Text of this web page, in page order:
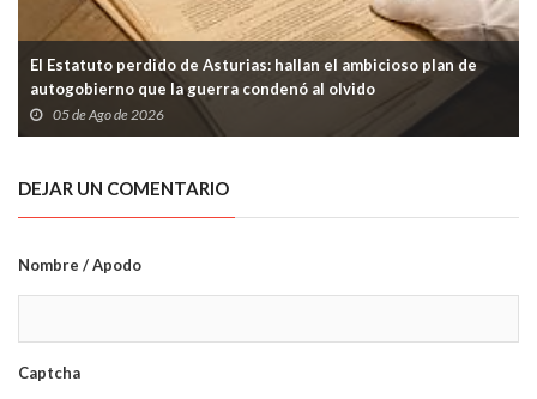
El Estatuto perdido de Asturias: hallan el ambicioso plan de
autogobierno que la guerra condenó al olvido
05 de Ago de 2026
DEJAR UN COMENTARIO
Nombre / Apodo
Captcha